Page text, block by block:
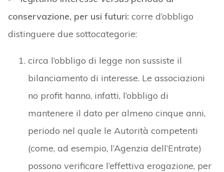
conservazione, per usi futuri: corre d’obbligo
distinguere due sottocategorie:
circa l’obbligo di legge non sussiste il
bilanciamento di interesse. Le associazioni
no profit hanno, infatti, l’obbligo di
mantenere il dato per almeno cinque anni,
periodo nel quale le Autorità competenti
(come, ad esempio, l’Agenzia dell’Entrate)
possono verificare l’effettiva erogazione, per